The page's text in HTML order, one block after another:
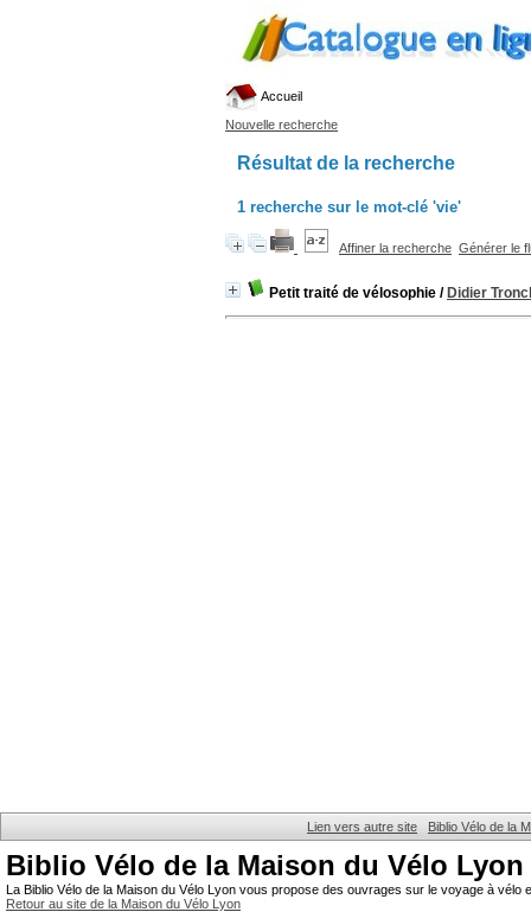
Accueil
Nouvelle recherche
Résultat de la recherche
1 recherche sur le mot-clé 'vie'
Affiner la recherche Générer le
Petit traité de vélosophie / Didier
Lien vers autre site Biblio Vélo de la
Biblio Vélo de la Maison du Vélo Lyon
La Biblio Vélo de la Maison du Vélo Lyon vous propose des ouvrages sur le voyage à
Retour au site de la Maison du Vélo Lyon